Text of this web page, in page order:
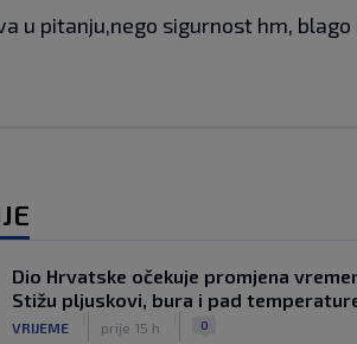
u pitanju,nego sigurnost hm, blago
Dio Hrvatske očekuje promjena
Stižu pljuskovi, bura i pad
VRIJEME prije 15 h 0